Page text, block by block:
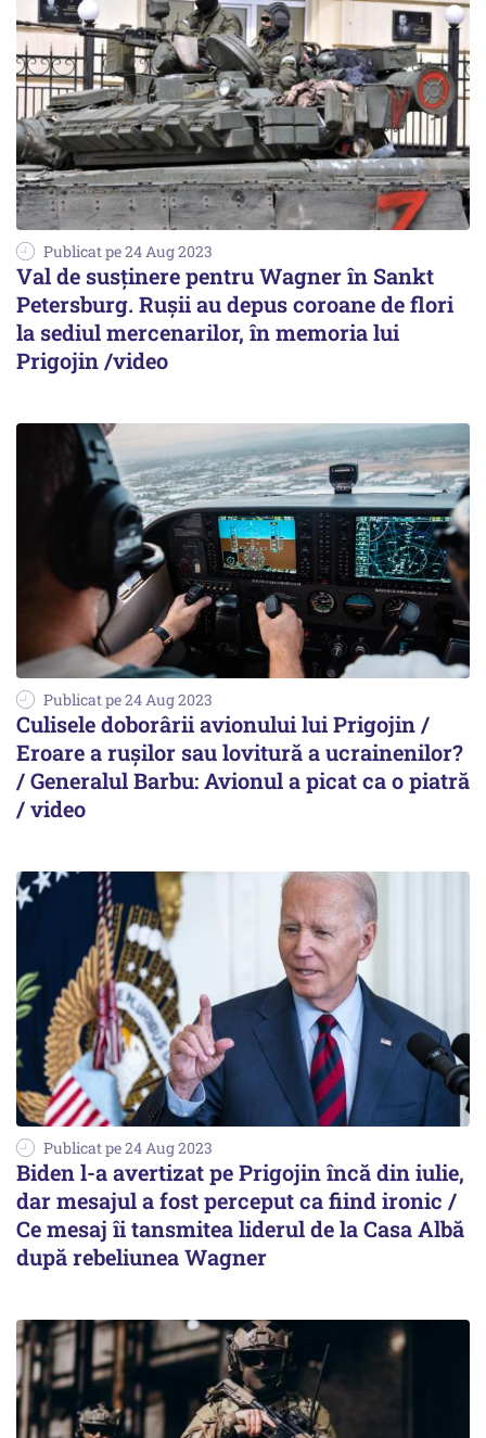
Publicat pe 24 Aug 2023
Val de susținere pentru Wagner în Sankt
Petersburg. Rușii au depus coroane de flori
la sediul mercenarilor, în memoria lui
Prigojin /video
Publicat pe 24 Aug 2023
Culisele doborârii avionului lui Prigojin /
Eroare a rușilor sau lovitură a ucrainenilor?
/ Generalul Barbu: Avionul a picat ca o piatră
/ video
Publicat pe 24 Aug 2023
Biden l-a avertizat pe Prigojin încă din iulie,
dar mesajul a fost perceput ca fiind ironic /
Ce mesaj îi tansmitea liderul de la Casa Albă
după rebeliunea Wagner